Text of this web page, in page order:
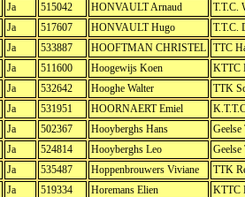
Ja
515042 HONVAULT Arnaud
T.T.C.
Ja
517607 HONVAULT Hugo
T.T.C.
Ja
533887 HOOFTMAN CHRISTEL TTC
Ja
511600 Hoogewijs Koen
KTTC
Ja
532642 Hooghe Walter
TTK
Ja
531951 HOORNAERT Emiel
Ja
502367 Hooyberghs Hans
Geelse
Ja
524814 Hooyberghs Leo
Geelse
Ja
535487 Hoppenbrouwers Viviane
TTK
Ja
519334 Horemans Elien
KTTC